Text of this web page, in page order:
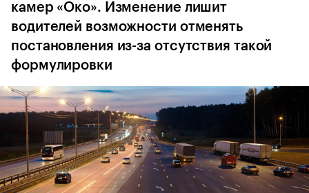
камер «Око». Изменение лишит
водителей возможности отменять
постановления из-за отсутствия такой
формулировки